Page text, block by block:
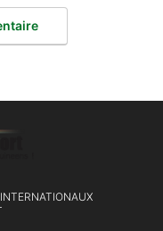
INTERNATIONAUX